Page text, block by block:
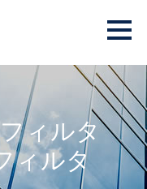
フィルタ
ィルタ